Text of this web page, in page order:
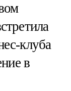
клуба
в